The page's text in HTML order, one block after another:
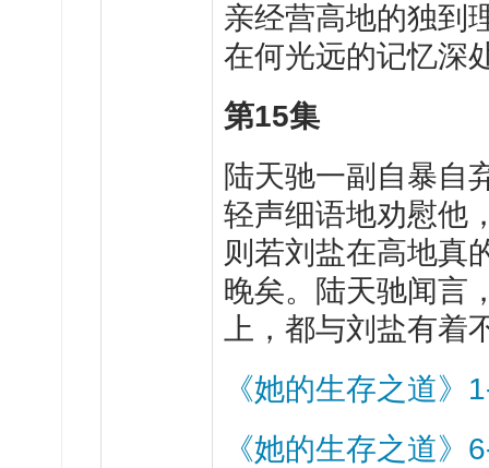
亲经营高地的独到
在何光远的记忆深
第15集
陆天驰一副自暴自
轻声细语地劝慰他
则若刘盐在高地真
晚矣。陆天驰闻言
上，都与刘盐有着
《她的生存之道》
《她的生存之道》